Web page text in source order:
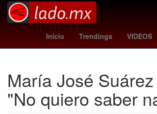
Inicio Trendings VIDEOS
santa misa estudiantes vs
María José
"No quiero saber